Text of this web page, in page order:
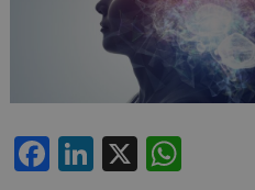
F
Li
X